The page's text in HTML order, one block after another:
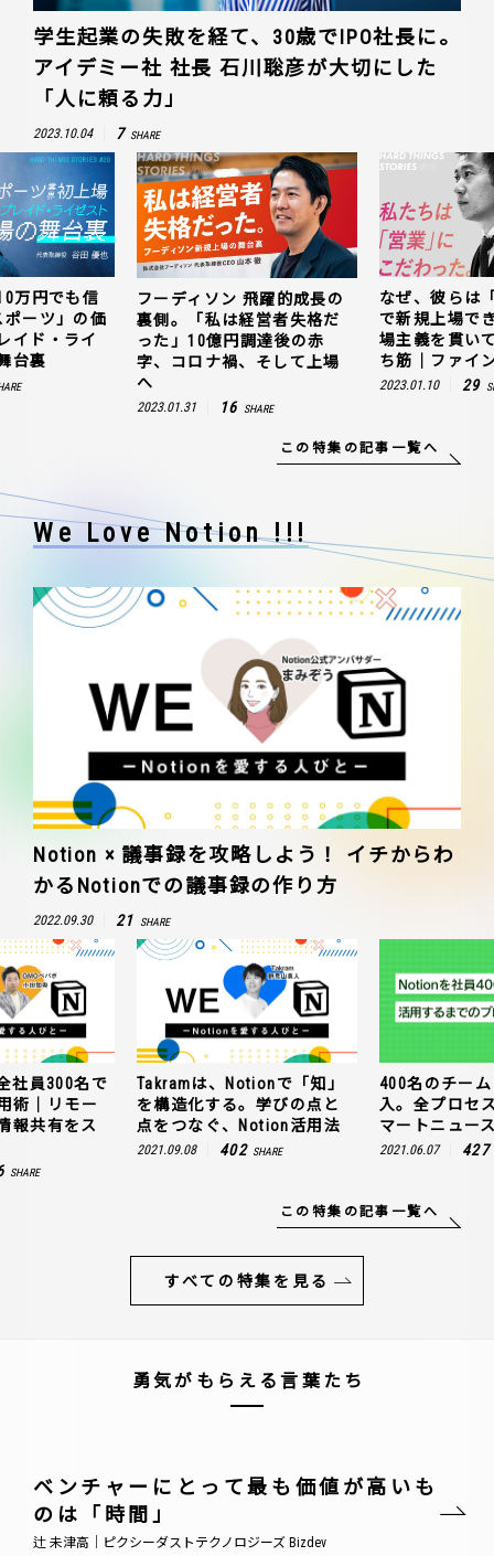
学生起業の失敗を経て、30歳でIPO社長に。
アイデミー社 社長 石川聡彦が大切にした
「人に頼る力」
2023.10.04 7 SHARE
万円でも信
ーツ」の価
イド・ライ
台裏
フーディソン 飛躍的成長の
裏側。「私は経営者失格だ
った」10億円調達後の赤
字、コロナ禍、そして上場
へ
2023.01.31 16 SHARE
なぜ、彼らは
で新規上場で
場主義を貫い
ち筋｜ファイ
2023.01.10 29
この特集の記事一覧へ
We Love Notion !!!
Notion × 議事録を攻略しよう！ イチからわ
かるNotionでの議事録の作り方
2022.09.30 21 SHARE
社員300名で
術｜リモー
報共有をス
SHARE
Takramは、Notionで「知」
を構造化する。学びの点と
点をつなぐ、Notion活用法
2021.09.08 402 SHARE
400名のチー
入。全プロセ
マートニュー
2021.06.07 427
この特集の記事一覧へ
すべての特集を見る
勇気がもらえる言葉たち
ベンチャーにとって最も価値が高いも
のは「時間」
辻 未津高｜ピクシーダストテクノロジーズ Bizdev